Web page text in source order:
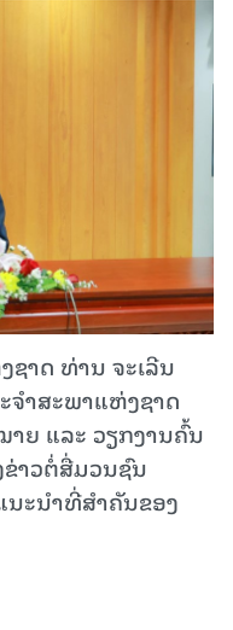
າດ ທ່ານ ຈະເລີນ
ຈຳສະພາແຫ່ງຊາດ
ຍ ແລະ ວຽກງານຄົ້ນ
າວຕໍ່ສື່ມວນຊົນ
ະນຳທີ່ສຳຄັນຂອງ